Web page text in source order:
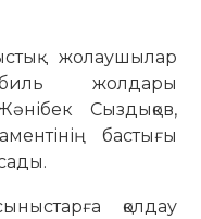
жолаушылар
жолдары
Сыздықов,
бастығы
қолдау